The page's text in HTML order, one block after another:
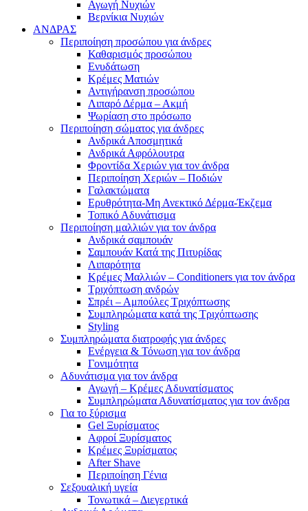
Αγωγή Νυχιών
Βερνίκια Νυχιών
ΑΝΔΡΑΣ
Περιποίηση προσώπου για άνδρες
Καθαρισμός προσώπου
Ενυδάτωση
Κρέμες Ματιών
Αντιγήρανση προσώπου
Λιπαρό Δέρμα – Ακμή
Ψωρίαση στο πρόσωπο
Περιποίηση σώματος για άνδρες
Ανδρικά Αποσμητικά
Ανδρικά Αφρόλουτρα
Φροντίδα Χεριών για τον άνδρα
Περιποίηση Χεριών – Ποδιών
Γαλακτώματα
Ερυθρότητα-Μη Ανεκτικό Δέρμα-Έκζεμα
Τοπικό Αδυνάτισμα
Περιποίηση μαλλιών για τον άνδρα
Ανδρικά σαμπουάν
Σαμπουάν Κατά της Πιτυρίδας
Λιπαρότητα
Κρέμες Μαλλιών – Conditioners για τον άνδρα
Τριχόπτωση ανδρών
Σπρέι – Αμπούλες Τριχόπτωσης
Συμπληρώματα κατά της Τριχόπτωσης
Styling
Συμπληρώματα διατροφής για άνδρες
Ενέργεια & Τόνωση για τον άνδρα
Γονιμότητα
Αδυνάτισμα για τον άνδρα
Αγωγή – Κρέμες Αδυνατίσματος
Συμπληρώματα Αδυνατίσματος για τον άνδρα
Για το ξύρισμα
Gel Ξυρίσματος
Αφροί Ξυρίσματος
Κρέμες Ξυρίσματος
After Shave
Περιποίηση Γένια
Σεξουαλική υγεία
Τονωτικά – Διεγερτικά